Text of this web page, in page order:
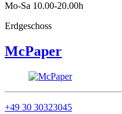
Mo-Sa 10.00-20.00h
Erdgeschoss
McPaper
+49 30 30323045